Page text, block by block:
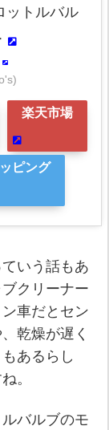
ットルバル
楽天市場
ピング
いう話もあ
クリーナー
車だとセン
乾燥が遅く
あるらし
。
バルブのモ